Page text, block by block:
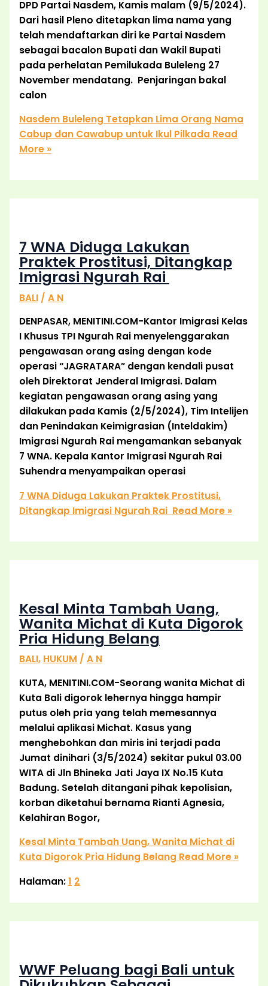
DPD Partai Nasdem, Kamis malam (9/5/2024).
Dari hasil Pleno ditetapkan lima nama yang
telah mendaftarkan diri ke Partai Nasdem
sebagai bacalon Bupati dan Wakil Bupati
pada perhelatan Pemilukada Buleleng 27
November mendatang. Penjaringan bakal
calon
Nasdem Buleleng Tetapkan Lima Orang Nama
Cabup dan Cawabup untuk Ikul Pilkada Read
More »
7 WNA Diduga Lakukan
Praktek Prostitusi, Ditangkap
Imigrasi Ngurah Rai
BALI/ A N
DENPASAR, MENITINI.COM-Kantor Imigrasi Kelas
I Khusus TPI Ngurah Rai menyelenggarakan
pengawasan orang asing dengan kode
operasi “JAGRATARA” dengan kendali pusat
oleh Direktorat Jenderal Imigrasi. Dalam
kegiatan pengawasan orang asing yang
dilakukan pada Kamis (2/5/2024), Tim Intelijen
dan Penindakan Keimigrasian (Inteldakim)
Imigrasi Ngurah Rai mengamankan sebanyak
7 WNA. Kepala Kantor Imigrasi Ngurah Rai
Suhendra menyampaikan operasi
7 WNA Diduga Lakukan Praktek Prostitusi,
Ditangkap Imigrasi Ngurah Rai Read More »
Kesal Minta Tambah Uang,
Wanita Michat di Kuta Digorok
Pria Hidung Belang
BALI, HUKUM / A N
KUTA, MENITINI.COM-Seorang wanita Michat di
Kuta Bali digorok lehernya hingga hampir
putus oleh pria yang telah memesannya
melalui aplikasi Michat. Kasus yang
menghebohkan dan miris ini terjadi pada
Jumat dinihari (3/5/2024) sekitar pukul 03.00
WITA di Jln Bhineka Jati Jaya IX No.15 Kuta
Badung. Setelah ditangani pihak kepolisian,
korban diketahui bernama Rianti Agnesia,
Kelahiran Bogor,
Kesal Minta Tambah Uang, Wanita Michat di
Kuta Digorok Pria Hidung Belang Read More »
Halaman:1 2
WWF Peluang bagi Bali untuk